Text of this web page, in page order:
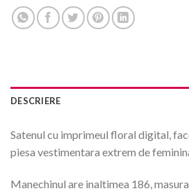
DESCRIERE
Satenul cu imprimeul floral digital,
piesa vestimentara extrem de
Manechinul are inaltimea 186,